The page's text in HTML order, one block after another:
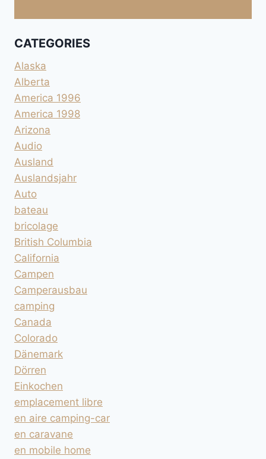
CATEGORIES
Alaska
Alberta
America 1996
America 1998
Arizona
Audio
Ausland
Auslandsjahr
Auto
bateau
bricolage
British Columbia
California
Campen
Camperausbau
camping
Canada
Colorado
Dänemark
Dörren
Einkochen
emplacement libre
en aire camping-car
en caravane
en mobile home